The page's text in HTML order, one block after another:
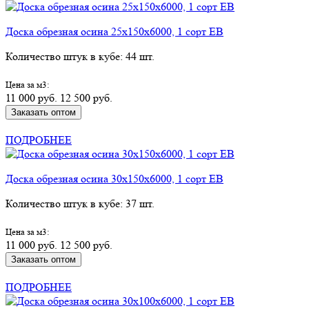
Доска обрезная осина 25х150х6000, 1 сорт ЕВ
Количество штук в кубе: 44 шт.
Цена за м3:
11 000 руб. 12 500 руб.
Заказать оптом
ПОДРОБНЕЕ
Доска обрезная осина 30х150х6000, 1 сорт ЕВ
Количество штук в кубе: 37 шт.
Цена за м3:
11 000 руб. 12 500 руб.
Заказать оптом
ПОДРОБНЕЕ